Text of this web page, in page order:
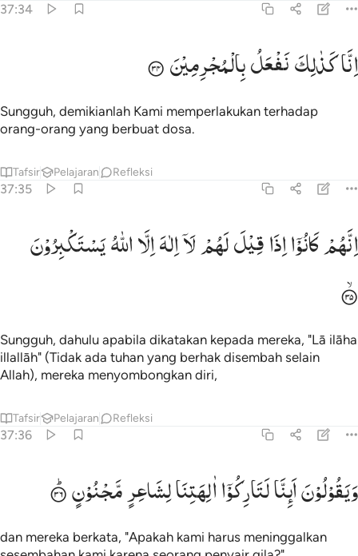
37:34
انا كذالك نفعل بالمجرمين ٣٤
إِنَّا كَذَٰلِكَ نَفْعَلُ بِٱلْمُجْرِمِينَ ٣٤
اِنَّاكَذٰلِكَنَفْعَلُبِالْمُجْرِمِیْنَ
Sungguh, demikianlah Kami memperlakukan terhadap
orang-orang yang berbuat dosa.
Tafsir Pelajaran Refleksi
37:35
انهم كانوا اذا قيل لهم لا الاه الا الله يستكبرون ٣٥
إِنَّهُمْ كَانُوٓا۟ إِذَا قِيلَ لَهُمْ لَآ إِلَـٰهَ إِلَّا ٱللَّهُ يَسْتَكْبِرُونَ ٣٥
اِنَّهُمْكَانُوْۤااِذَاقِیْلَلَهُمْلَاۤاِلٰهَاِلَّااللّٰهُیَسْتَكْبِرُوْنَ
Sungguh, dahulu apabila dikatakan kepada mereka, "Lā ilāha
illallāh" (Tidak ada tuhan yang berhak disembah selain
Allah), mereka menyombongkan diri,
Tafsir Pelajaran Refleksi
37:36
ويقولون اينا لتاركو الهتنا لشاعر مجنون ٣٦
وَيَقُولُونَ أَئِنَّا لَتَارِكُوٓا۟ ءَالِهَتِنَا لِشَاعِرٍۢ مَّجْنُونٍۭ ٣٦
وَیَقُوْلُوْنَاَىِٕنَّالَتَارِكُوْۤااٰلِهَتِنَالِشَاعِرٍمَّجْنُوْنٍ
dan mereka berkata, "Apakah kami harus meninggalkan